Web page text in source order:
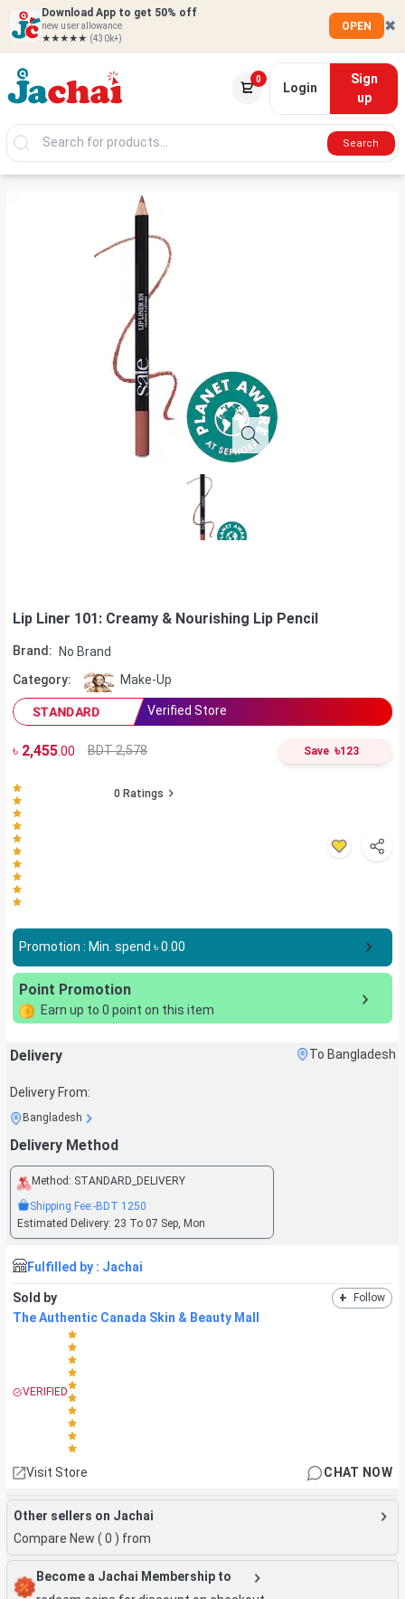
Download App to get 50% off
new user allowance
★★★★★ (430k+)
OPEN ✖
0
Login
Sign
up
Search
Lip Liner 101: Creamy & Nourishing Lip Pencil
Brand: No Brand
Category:
Make-Up
STANDARD Verified Store
৳ 2,455.00 BDT 2,578 Save ৳123
0 Ratings
Promotion : Min. spend ৳0.00
Point Promotion
Earn up to 0 point on this item
Delivery To Bangladesh
Delivery From:
Bangladesh
Delivery Method
Method: STANDARD_DELIVERY
Shipping Fee:-BDT 1250
Estimated Delivery: 23 To 07 Sep, Mon
Fulfilled by : Jachai
Sold by + Follow
The Authentic Canada Skin & Beauty Mall
VERIFIED
Visit Store CHAT NOW
Other sellers on Jachai
Compare New ( 0 ) from
Become a Jachai Membership to